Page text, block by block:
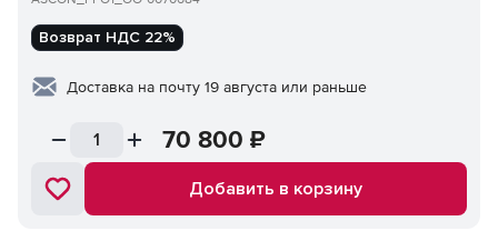
Возврат НДС 22%
Доставка на почту 19 августа или раньше
70 800 ₽
Добавить в корзину